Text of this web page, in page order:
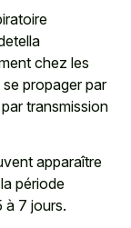
chez les
propager par
transmission
apparaître
période
7 jours.